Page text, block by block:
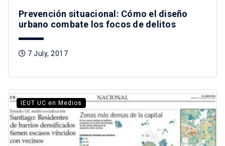
Prevención situacional: Cómo el diseño
urbano combate los focos de delitos
7 July, 2017
IEUT UC en Medios